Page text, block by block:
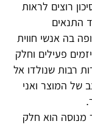
רוצים לראות
התנאים
בה אנשי חווית
פעילים וחלק
רבות שנולדו אל
של המוצר ואני
מנוסה הוא חלק